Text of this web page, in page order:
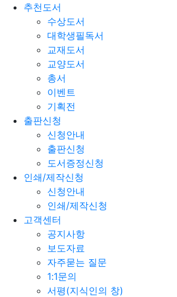
추천도서
수상도서
대학생필독서
교재도서
교양도서
총서
이벤트
기획전
출판신청
신청안내
출판신청
도서증정신청
인쇄/제작신청
신청안내
인쇄/제작신청
고객센터
공지사항
보도자료
자주묻는 질문
1:1문의
서평(지식인의 창)